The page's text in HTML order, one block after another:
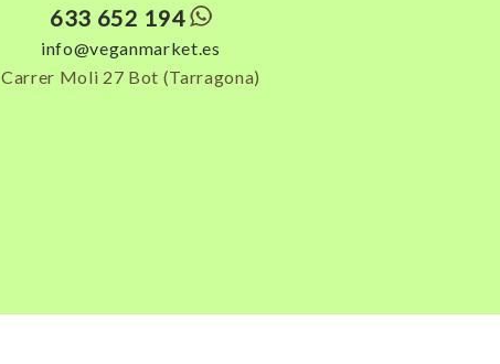
633 652 194
info@veganmarket.es
Carrer Moli 27 Bot (Tarragona)